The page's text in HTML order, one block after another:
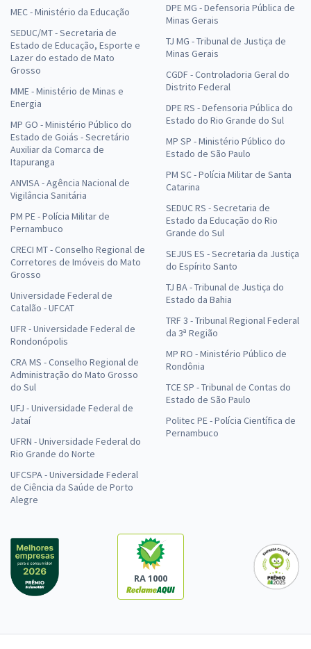
MEC - Ministério da Educação
SEDUC/MT - Secretaria de
Estado de Educação, Esporte e
Lazer do estado de Mato
Grosso
MME - Ministério de Minas e
Energia
MP GO - Ministério Público do
Estado de Goiás - Secretário
Auxiliar da Comarca de
Itapuranga
ANVISA - Agência Nacional de
Vigilância Sanitária
PM PE - Polícia Militar de
Pernambuco
CRECI MT - Conselho Regional de
Corretores de Imóveis do Mato
Grosso
Universidade Federal de
Catalão - UFCAT
UFR - Universidade Federal de
Rondonópolis
CRA MS - Conselho Regional de
Administração do Mato Grosso
do Sul
UFJ - Universidade Federal de
Jataí
UFRN - Universidade Federal do
Rio Grande do Norte
UFCSPA - Universidade Federal
de Ciência da Saúde de Porto
Alegre
DPE MG - Defensoria Pública de
Minas Gerais
TJ MG - Tribunal de Justiça de
Minas Gerais
CGDF - Controladoria Geral do
Distrito Federal
DPE RS - Defensoria Pública do
Estado do Rio Grande do Sul
MP SP - Ministério Público do
Estado de São Paulo
PM SC - Polícia Militar de Santa
Catarina
SEDUC RS - Secretaria de
Estado da Educação do Rio
Grande do Sul
SEJUS ES - Secretaria da Justiça
do Espírito Santo
TJ BA - Tribunal de Justiça do
Estado da Bahia
TRF 3 - Tribunal Regional Federal
da 3ª Região
MP RO - Ministério Público de
Rondônia
TCE SP - Tribunal de Contas do
Estado de São Paulo
Politec PE - Polícia Científica de
Pernambuco
RA 1000